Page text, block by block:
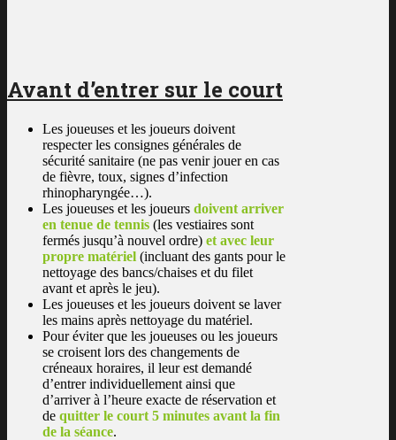
Avant d’entrer sur le court
Les joueuses et les joueurs doivent
respecter les consignes générales de
sécurité sanitaire (ne pas venir jouer en cas
de fièvre, toux, signes d’infection
rhinopharyngée…).
Les joueuses et les joueurs doivent arriver
en tenue de tennis (les vestiaires sont
fermés jusqu’à nouvel ordre) et avec leur
propre matériel (incluant des gants pour le
nettoyage des bancs/chaises et du filet
avant et après le jeu).
Les joueuses et les joueurs doivent se laver
les mains après nettoyage du matériel.
Pour éviter que les joueuses ou les joueurs
se croisent lors des changements de
créneaux horaires, il leur est demandé
d’entrer individuellement ainsi que
d’arriver à l’heure exacte de réservation et
de quitter le court 5 minutes avant la fin
de la séance.